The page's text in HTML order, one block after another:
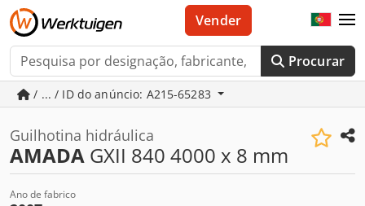
Procurar
Vender
/ ... / ID do anúncio: A215-65283
Guilhotina hidráulica
AMADA GXII 840 4000 x 8 mm
Ano de fabrico